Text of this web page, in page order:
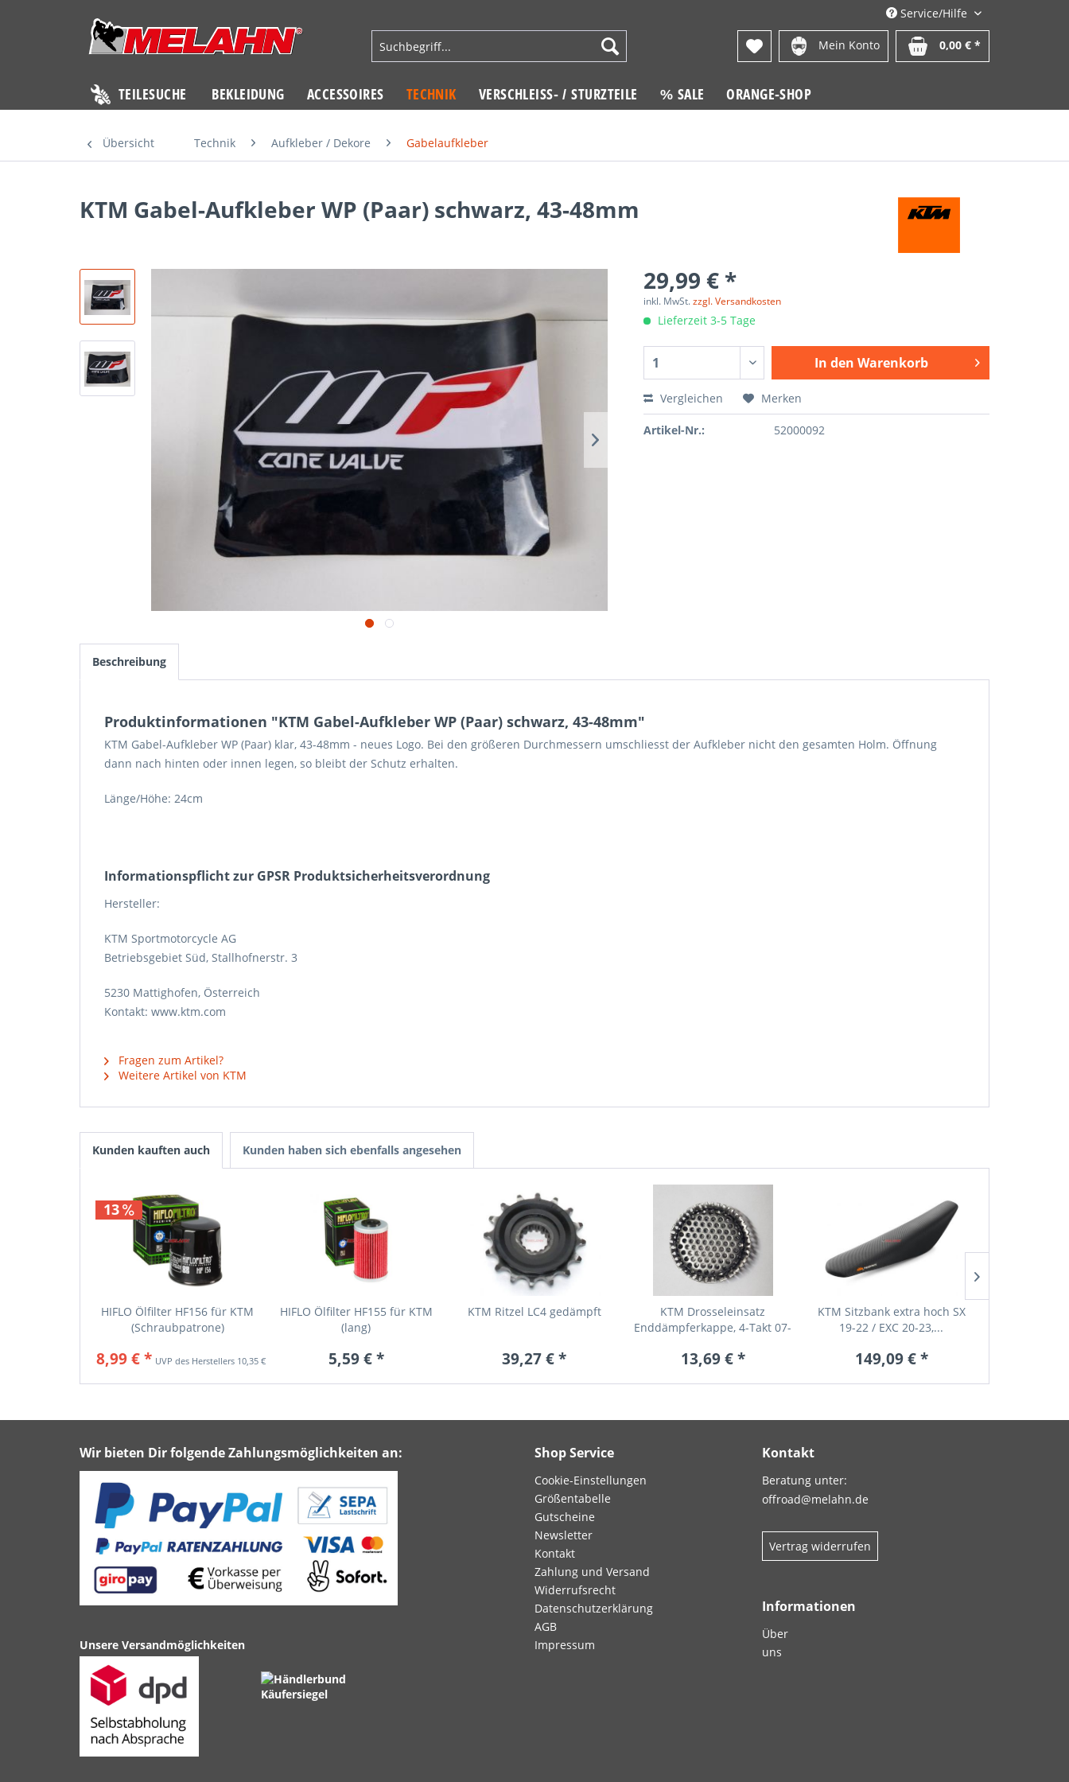
Service/Hilfe
Mein Konto 0,00 € *
TEILESUCHE BEKLEIDUNG ACCESSOIRES TECHNIK VERSCHLEISS- / STURZTEILE % SALE ORANGE-SHOP
Übersicht Technik Aufkleber / Dekore Gabelaufkleber
KTM Gabel-Aufkleber WP (Paar) schwarz, 43-48mm
29,99 € *
inkl. MwSt.zzgl. Versandkosten
Lieferzeit 3-5 Tage
In den Warenkorb
Vergleichen Merken
Artikel-Nr.: 52000092
Beschreibung
Produktinformationen "KTM Gabel-Aufkleber WP (Paar) schwarz, 43-48mm"
KTM Gabel-Aufkleber WP (Paar) klar, 43-48mm - neues Logo. Bei den größeren Durchmessern umschliesst der Aufkleber nicht den gesamten Holm. Öffnung
dann nach hinten oder innen legen, so bleibt der Schutz erhalten.
Länge/Höhe: 24cm
Informations­pflicht zur GPSR Produktsicherheits­verordnung
Hersteller:
KTM Sportmotorcycle AG
Betriebsgebiet Süd, Stallhofnerstr. 3
5230 Mattighofen, Österreich
Kontakt: www.ktm.com
Fragen zum Artikel?
Weitere Artikel von KTM
Kunden kauften auch Kunden haben sich ebenfalls angesehen
13
HIFLO Ölfilter HF156 für KTM
(Schraubpatrone)
8,99 € * 10,35 € *
HIFLO Ölfilter HF155 für KTM
(lang)
5,59 € *
KTM Ritzel LC4 gedämpft
39,27 € *
KTM Drosseleinsatz
Enddämpferkappe, 4-Takt 07-
13,69 € *
KTM Sitzbank extra hoch SX
19-22 / EXC 20-23,...
149,09 € *
Wir bieten Dir folgende Zahlungsmöglichkeiten an:
Unsere Versandmöglichkeiten
Shop Service
Cookie-Einstellungen
Größentabelle
Gutscheine
Newsletter
Kontakt
Zahlung und Versand
Widerrufsrecht
Datenschutzerklärung
AGB
Impressum
Kontakt
Beratung unter:
offroad@melahn.de
Vertrag widerrufen
Informationen
Über
uns